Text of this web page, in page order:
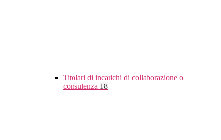
Titolari di incarichi di collaborazione o
consulenza 18